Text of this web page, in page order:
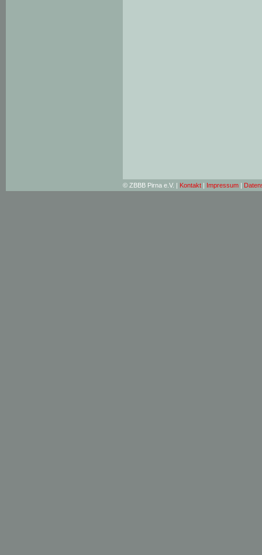
© ZBBB Pirna e.V. | Kontakt | Impressum |